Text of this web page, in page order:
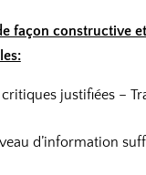
façon constructive
justifiées –
d’information